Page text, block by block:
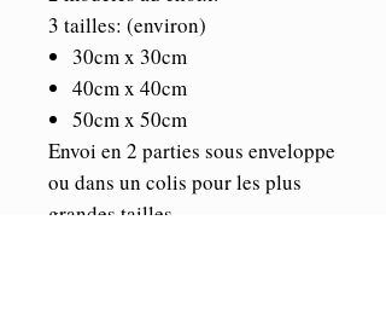
3 tailles: (environ)
30cm x 30cm
40cm x 40cm
50cm x 50cm
Envoi en 2 parties sous enveloppe
ou dans un colis pour les plus
grandes tailles.